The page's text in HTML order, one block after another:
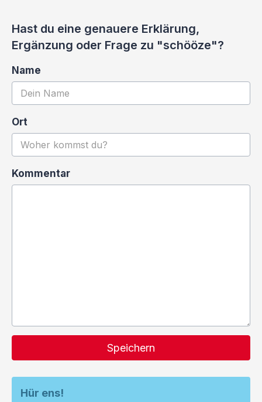
Hast du eine genauere Erklärung,
Ergänzung oder Frage zu "schööze"?
Name
Ort
Kommentar
Speichern
Hür ens!